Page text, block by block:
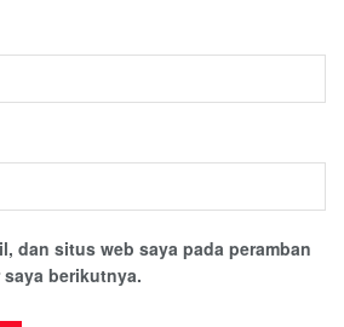
dan situs web saya pada peramban
berikutnya.